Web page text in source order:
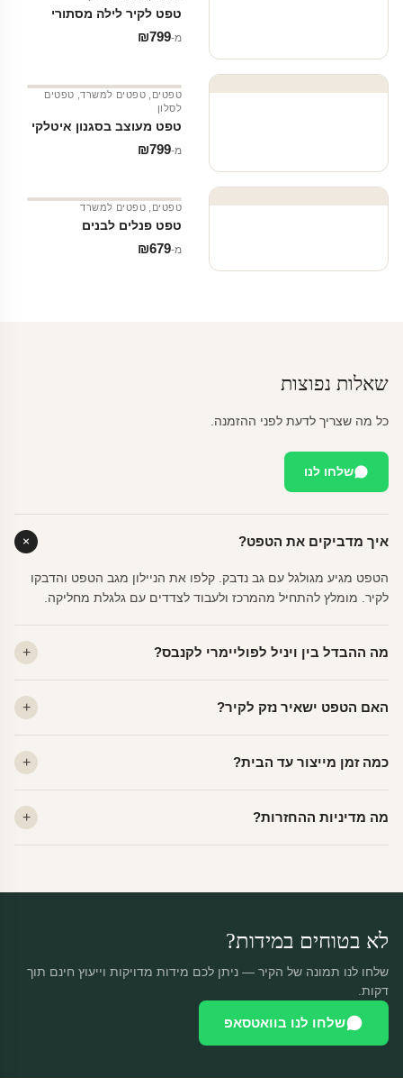
טפט לקיר לילה מסתורי
מ‑ ₪799
טפטים טפטים למשרד, טפטים
לסלון
טפט מעוצב בסגנון איטלקי
מ‑ ₪799
טפטים טפטים למשרד
טפט פנלים לבנים
מ‑ ₪679
שאלות נפוצות
כל מה שצריך לדעת לפני ההזמנה.
שלחו לנו
איך מדביקים את הטפט?
הטפט מגיע מגולגל עם גב נדבק. קלפו את הניילון מגב הטפט והדבקו
לקיר. מומלץ להתחיל מהמרכז ולעבוד לצדדים עם גלגלת מחליקה.
מה ההבדל בין ויניל לפוליימרי לקנבס?
פרמיום. קנבס — בד אמנותי יוקרתי, מט.
האם הטפט ישאיר נזק לקיר?
מתאים לקיר מטויח, גבס, קרמיקה וזכוכית.
כמה זמן מייצור עד הבית?
יוצאות באותו יום.
מה מדיניות ההחזרות?
לא בטוחים במידות?
שלחו לנו תמונה של הקיר — ניתן לכם מידות מדויקות וייעוץ חינם תוך
דקות.
שלחו לנו בוואטסאפ